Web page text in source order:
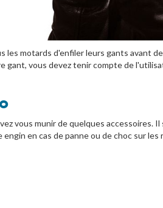
motards d'enfiler leurs gants avant
gant, vous devez tenir compte de
vous munir de quelques accessoires.
en cas de panne ou de choc sur les